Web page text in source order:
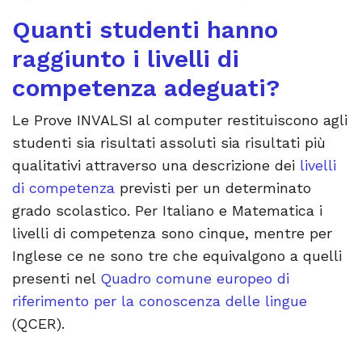
Quanti studenti hanno
raggiunto i livelli di
competenza adeguati?
Le Prove INVALSI al computer restituiscono agli
studenti sia risultati assoluti sia risultati più
qualitativi attraverso una descrizione dei livelli
di competenza previsti per un determinato
grado scolastico. Per Italiano e Matematica i
livelli di competenza sono cinque, mentre per
Inglese ce ne sono tre che equivalgono a quelli
presenti nel Quadro comune europeo di
riferimento per la conoscenza delle lingue
(QCER).